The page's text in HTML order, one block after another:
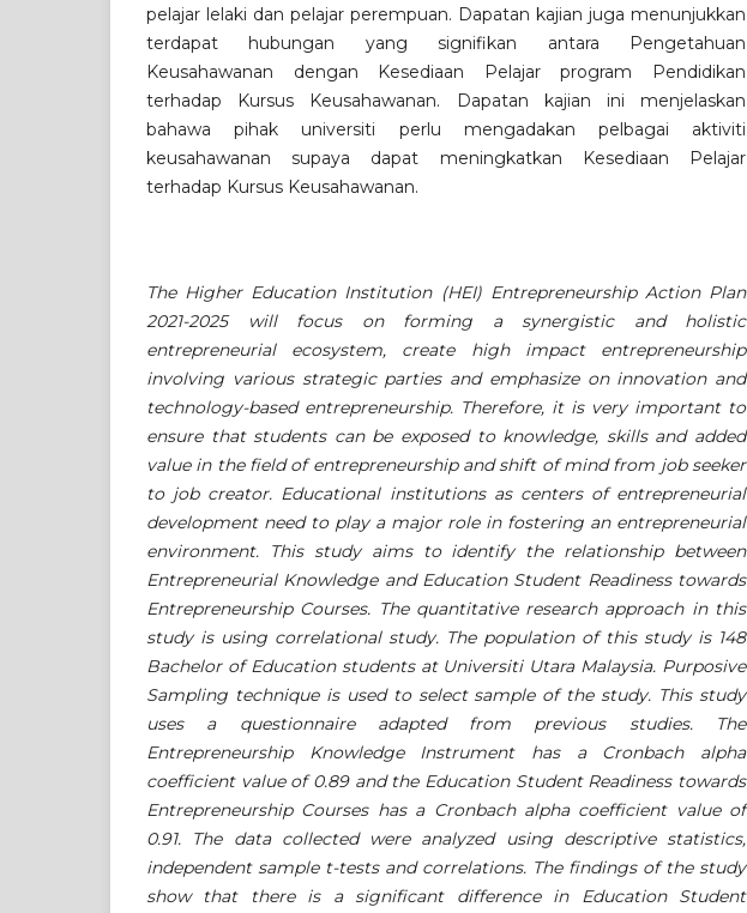
pelajar lelaki dan pelajar perempuan. Dapatan kajian juga menunjukkan
terdapat hubungan yang signifikan antara Pengetahuan
Keusahawanan dengan Kesediaan Pelajar program Pendidikan
terhadap Kursus Keusahawanan. Dapatan kajian ini menjelaskan
bahawa pihak universiti perlu mengadakan pelbagai aktiviti
keusahawanan supaya dapat meningkatkan Kesediaan Pelajar
terhadap Kursus Keusahawanan.
The Higher Education Institution (HEI) Entrepreneurship Action Plan
2021-2025 will focus on forming a synergistic and holistic
entrepreneurial ecosystem, create high impact entrepreneurship
involving various strategic parties and emphasize on innovation and
technology-based entrepreneurship. Therefore, it is very important to
ensure that students can be exposed to knowledge, skills and added
value in the field of entrepreneurship and shift of mind from job seeker
to job creator. Educational institutions as centers of entrepreneurial
development need to play a major role in fostering an entrepreneurial
environment. This study aims to identify the relationship between
Entrepreneurial Knowledge and Education Student Readiness towards
Entrepreneurship Courses. The quantitative research approach in this
study is using correlational study. The population of this study is 148
Bachelor of Education students at Universiti Utara Malaysia. Purposive
Sampling technique is used to select sample of the study. This study
uses a questionnaire adapted from previous studies. The
Entrepreneurship Knowledge Instrument has a Cronbach alpha
coefficient value of 0.89 and the Education Student Readiness towards
Entrepreneurship Courses has a Cronbach alpha coefficient value of
0.91. The data collected were analyzed using descriptive statistics,
independent sample t-tests and correlations. The findings of the study
show that there is a significant difference in Education Student